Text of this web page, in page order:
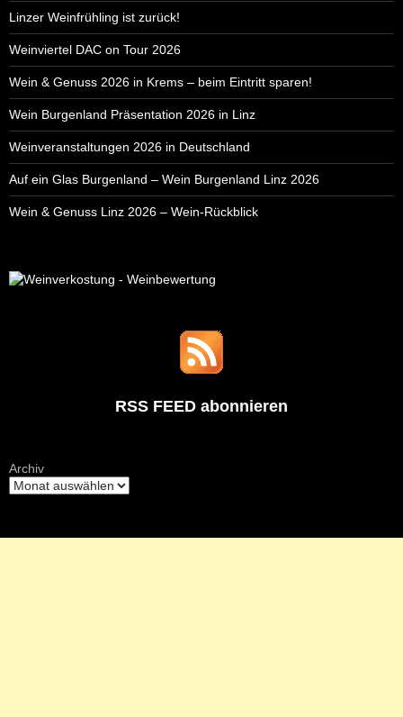
Linzer Weinfrühling ist zurück!
Weinviertel DAC on Tour 2026
Wein & Genuss 2026 in Krems – beim Eintritt sparen!
Wein Burgenland Präsentation 2026 in Linz
Weinveranstaltungen 2026 in Deutschland
Auf ein Glas Burgenland – Wein Burgenland Linz 2026
Wein & Genuss Linz 2026 – Wein-Rückblick
RSS FEED abonnieren
Archiv